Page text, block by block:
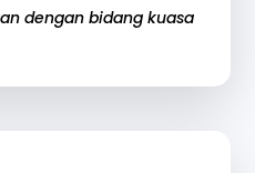
dengan bidang kuasa